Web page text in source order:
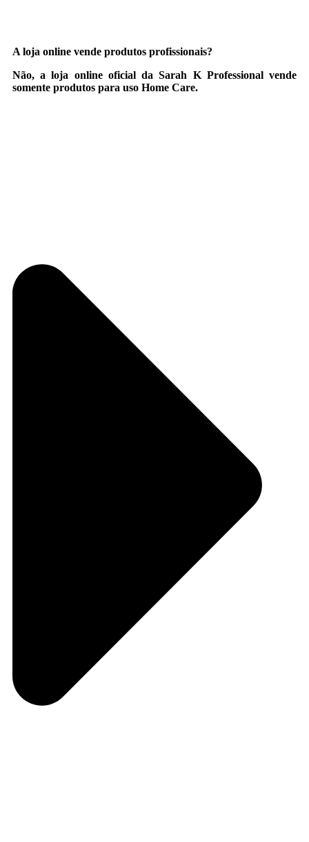
A loja online vende produtos profissionais?
Não, a loja online oficial da Sarah K Professional vende
somente produtos para uso Home Care.